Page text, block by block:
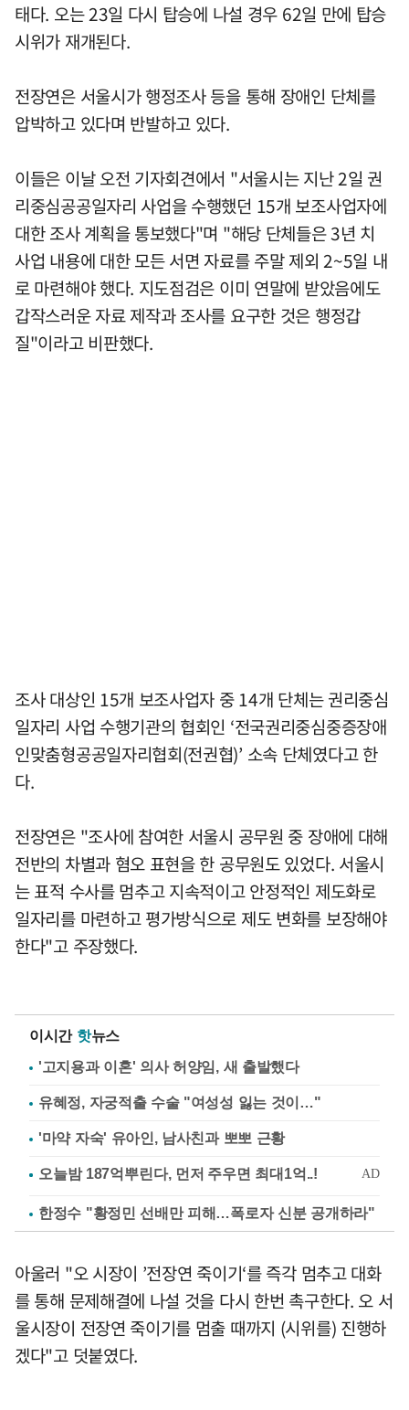
태다. 오는 23일 다시 탑승에 나설 경우 62일 만에 탑승
시위가 재개된다.
전장연은 서울시가 행정조사 등을 통해 장애인 단체를
압박하고 있다며 반발하고 있다.
이들은 이날 오전 기자회견에서 "서울시는 지난 2일 권
리중심공공일자리 사업을 수행했던 15개 보조사업자에
대한 조사 계획을 통보했다"며 "해당 단체들은 3년 치
사업 내용에 대한 모든 서면 자료를 주말 제외 2~5일 내
로 마련해야 했다. 지도점검은 이미 연말에 받았음에도
갑작스러운 자료 제작과 조사를 요구한 것은 행정갑
질"이라고 비판했다.
조사 대상인 15개 보조사업자 중 14개 단체는 권리중심
일자리 사업 수행기관의 협회인 ‘전국권리중심중증장애
인맞춤형공공일자리협회(전권협)’ 소속 단체였다고 한
다.
전장연은 "조사에 참여한 서울시 공무원 중 장애에 대해
전반의 차별과 혐오 표현을 한 공무원도 있었다. 서울시
는 표적 수사를 멈추고 지속적이고 안정적인 제도화로
일자리를 마련하고 평가방식으로 제도 변화를 보장해야
한다"고 주장했다.
이시간 핫뉴스
'고지용과 이혼' 의사 허양임, 새 출발했다
유혜정, 자궁적출 수술 "여성성 잃는 것이…"
'마약 자숙' 유아인, 남사친과 뽀뽀 근황
한정수 "황정민 선배만 피해…폭로자 신분 공개하라"
아울러 "오 시장이 ’전장연 죽이기‘를 즉각 멈추고 대화
를 통해 문제해결에 나설 것을 다시 한번 촉구한다. 오 서
울시장이 전장연 죽이기를 멈출 때까지 (시위를) 진행하
겠다"고 덧붙였다.